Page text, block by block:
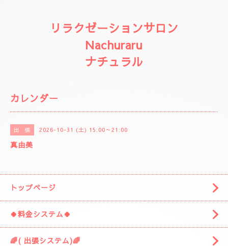
リラクゼーションサロン
Nachuraru
ナチュラル
カレンダー
出 張 2026-10-31 (土) 15:00～21:00
真由美
トップページ
🍀料金システム🍀
🌈( 出張システム)🌈